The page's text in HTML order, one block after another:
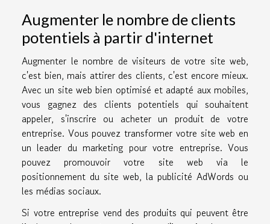
Augmenter le nombre de clients
potentiels à partir d'internet
Augmenter le nombre de visiteurs de votre site web,
c'est bien, mais attirer des clients, c'est encore mieux.
Avec un site web bien optimisé et adapté aux mobiles,
vous gagnez des clients potentiels qui souhaitent
appeler, s'inscrire ou acheter un produit de votre
entreprise. Vous pouvez transformer votre site web en
un leader du marketing pour votre entreprise. Vous
pouvez promouvoir votre site web via le
positionnement du site web, la publicité AdWords ou
les médias sociaux.
Si votre entreprise vend des produits qui peuvent être